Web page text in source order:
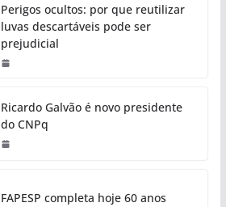
Perigos ocultos: por que reutilizar
luvas descartáveis pode ser
prejudicial
Ricardo Galvão é novo presidente
do CNPq
FAPESP completa hoje 60 anos